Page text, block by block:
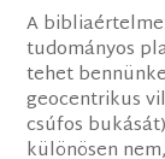
A
tudományos
tehet
geocentrikus
csúfos
különösen